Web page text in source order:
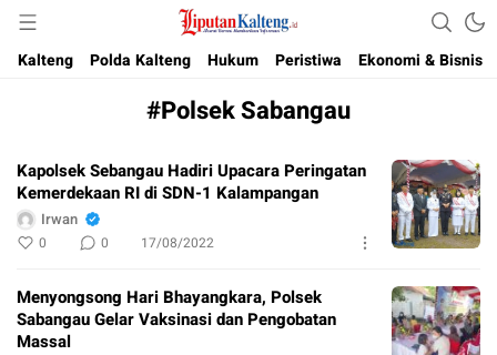
Liputan Kalteng
Akurat, Terpercaya & Independent
Kalteng
Polda Kalteng Hukum Peristiwa Ekonomi & Bisnis
#Polsek Sabangau
Kapolsek Sebangau Hadiri Upacara Peringatan
Kemerdekaan RI di SDN-1 Kalampangan
Irwan
0 0 17/08/2022
Menyongsong Hari Bhayangkara, Polsek
Sabangau Gelar Vaksinasi dan Pengobatan
Massal